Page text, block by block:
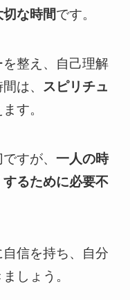
な時間です。
整え、自己理解
は、 スピリチュ
す。
すが、 一人の時
るために必要不
自信を持ち、自分
しょう。